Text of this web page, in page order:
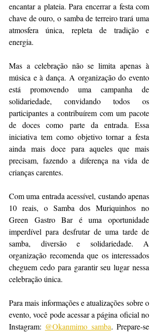
encantar a plateia. Para encerrar a festa com
chave de ouro, o samba de terreiro trará uma
atmosfera única, repleta de tradição e
energia.
Mas a celebração não se limita apenas à
música e à dança. A organização do evento
está promovendo uma campanha de
solidariedade, convidando todos os
participantes a contribuírem com um pacote
de doces como parte da entrada. Essa
iniciativa tem como objetivo tornar a festa
ainda mais doce para aqueles que mais
precisam, fazendo a diferença na vida de
crianças carentes.
Com uma entrada acessível, custando apenas
10 reais, o Samba dos Muriquinhos no
Green Gastro Bar é uma oportunidade
imperdível para desfrutar de uma tarde de
samba, diversão e solidariedade. A
organização recomenda que os interessados
cheguem cedo para garantir seu lugar nessa
celebração única.
Para mais informações e atualizações sobre o
evento, você pode acessar a página oficial no
Instagram: @Okanmimo_samba. Prepare-se